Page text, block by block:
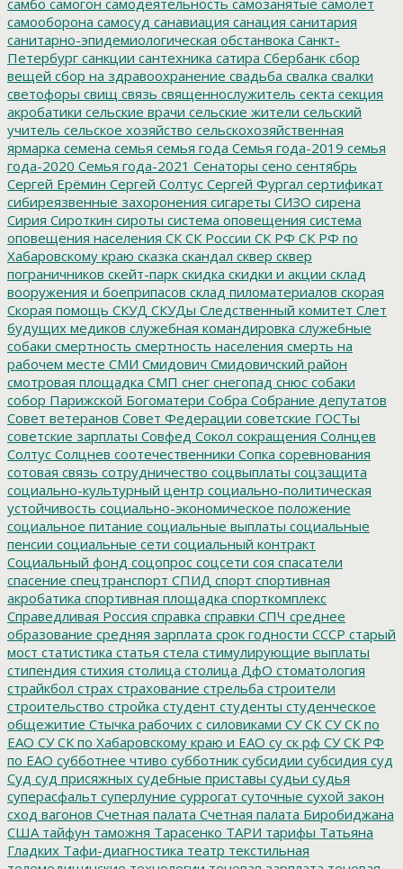
самооборона самосуд санавиация санация санитария
санитарно-эпидемиологическая обстанвока Санкт-
Петербург санкции сантехника сатира Сбербанк сбор
вещей сбор на здравоохранение свадьба свалка свалки
светофоры свищ связь священнослужитель секта секция
акробатики сельские врачи сельские жители сельский
учитель сельское хозяйство сельскохозяйственная
ярмарка семена семья семья года Семья года-2019 семья
года-2020 Семья года-2021 Сенаторы сено сентябрь
Сергей Ерёмин Сергей Солтус Сергей Фургал сертификат
сибиреязвенные захоронения сигареты СИЗО сирена
Сирия Сироткин сироты система оповещения система
оповещения населения СК СК России СК РФ СК РФ по
Хабаровскому краю сказка скандал сквер сквер
пограничников скейт-парк скидка скидки и акции склад
вооружения и боеприпасов склад пиломатериалов скорая
Скорая помощь СКУД СКУДы Следственный комитет Слет
будущих медиков служебная командировка служебные
собаки смертность смертность населения смерть на
рабочем месте СМИ Смидович Смидовичский район
смотровая площадка СМП снег снегопад снюс собаки
собор Парижской Богоматери Собра Собрание депутатов
Совет ветеранов Совет Федерации советские ГОСТы
советские зарплаты Совфед Сокол сокращения Солнцев
Солтус Солцнев соотечественники Сопка соревнования
сотовая связь сотрудничество соцвыплаты соцзащита
социально-культурный центр социально-политическая
устойчивость социально-экономическое положение
социальное питание социальные выплаты социальные
пенсии социальные сети социальный контракт
Социальный фонд соцопрос соцсети соя спасатели
спасение спецтранспорт СПИД спорт спортивная
акробатика спортивная площадка спорткомплекс
Справедливая Россия справка справки СПЧ среднее
образование средняя зарплата срок годности СССР старый
мост статистика статья стела стимулирующие выплаты
стипендия стихия столица столица ДфО стоматология
страйкбол страх страхование стрельба строители
строительство стройка студент студенты студенческое
общежитие Стычка рабочих с силовиками СУ СК СУ СК по
ЕАО СУ СК по Хабаровскому краю и ЕАО су ск рф СУ СК РФ
по ЕАО субботнее чтиво субботник субсидии субсидия суд
Суд суд присяжных судебные приставы судьи судья
суперасфальт суперлуние суррогат суточные сухой закон
сход вагонов Счетная палата Счетная палата Биробиджана
США тайфун таможня Тарасенко ТАРИ тарифы Татьяна
Гладких Тафи-диагностика театр текстильная